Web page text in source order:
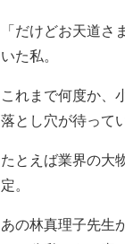
「だけどお天道
いた私。
これまで何度か、
落とし穴が待って
たとえば業界の大
定。
あの林真理子先生